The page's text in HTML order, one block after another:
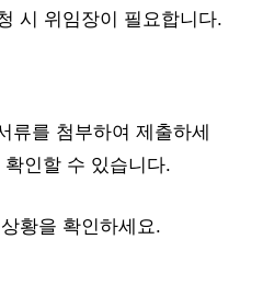
시 위임장이 필요합니다.
류를 첨부하여 제출하세
인할 수 있습니다.
황을 확인하세요.